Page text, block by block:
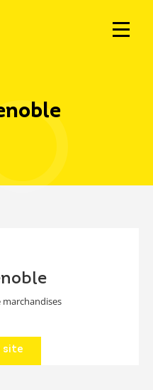
site